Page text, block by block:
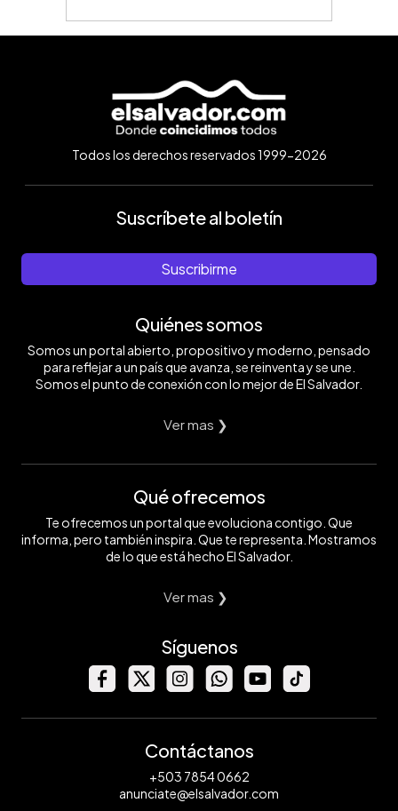
Todos los derechos reservados 1999-2026
Suscríbete al boletín
Suscribirme
Quiénes somos
Somos un portal abierto, propositivo y moderno, pensado
para reflejar a un país que avanza, se reinventa y se une.
Somos el punto de conexión con lo mejor de El Salvador.
Ver mas ❯
Qué ofrecemos
Te ofrecemos un portal que evoluciona contigo. Que
informa, pero también inspira. Que te representa. Mostramos
de lo que está hecho El Salvador.
Ver mas ❯
Síguenos
Contáctanos
+503 7854 0662
anunciate@elsalvador.com